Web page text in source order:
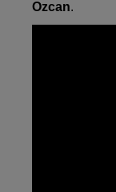
Ozcan.